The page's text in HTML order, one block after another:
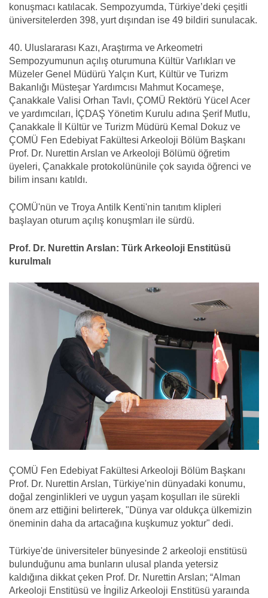
konuşmacı katılacak. Sempozyumda, Türkiye’deki çeşitli
üniversitelerden 398, yurt dışından ise 49 bildiri sunulacak.
40. Uluslararası Kazı, Araştırma ve Arkeometri
Sempozyumunun açılış oturumuna Kültür Varlıkları ve
Müzeler Genel Müdürü Yalçın Kurt, Kültür ve Turizm
Bakanlığı Müsteşar Yardımcısı Mahmut Kocameşe,
Çanakkale Valisi Orhan Tavlı, ÇOMÜ Rektörü Yücel Acer
ve yardımcıları, İÇDAŞ Yönetim Kurulu adına Şerif Mutlu,
Çanakkale İl Kültür ve Turizm Müdürü Kemal Dokuz ve
ÇOMÜ Fen Edebiyat Fakültesi Arkeoloji Bölüm Başkanı
Prof. Dr. Nurettin Arslan ve Arkeoloji Bölümü öğretim
üyeleri, Çanakkale protokolününile çok sayıda öğrenci ve
bilim insanı katıldı.
ÇOMÜ'nün ve Troya Antilk Kenti'nin tanıtım klipleri
başlayan oturum açılış konuşmları ile sürdü.
Prof. Dr. Nurettin Arslan: Türk Arkeoloji Enstitüsü
kurulmalı
ÇOMÜ Fen Edebiyat Fakültesi Arkeoloji Bölüm Başkanı
Prof. Dr. Nurettin Arslan, Türkiye'nin dünyadaki konumu,
doğal zenginlikleri ve uygun yaşam koşulları ile sürekli
önem arz ettiğini belirterek, "Dünya var oldukça ülkemizin
öneminin daha da artacağına kuşkumuz yoktur" dedi.
Türkiye'de üniversiteler bünyesinde 2 arkeoloji enstitüsü
bulunduğunu ama bunların ulusal planda yetersiz
kaldığına dikkat çeken Prof. Dr. Nurettin Arslan; “Alman
Arkeoloji Enstitüsü ve İngiliz Arkeoloji Enstitüsü yaraında